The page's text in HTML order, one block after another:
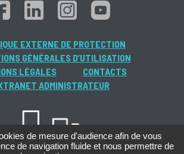
EXTERNE DE PROTECTION
GÉNÉRALES D’UTILISATION
LÉGALES
CONTACTS
ADMINISTRATEUR
de mesure d'audience afin de vous
de navigation fluide et nous permettre de